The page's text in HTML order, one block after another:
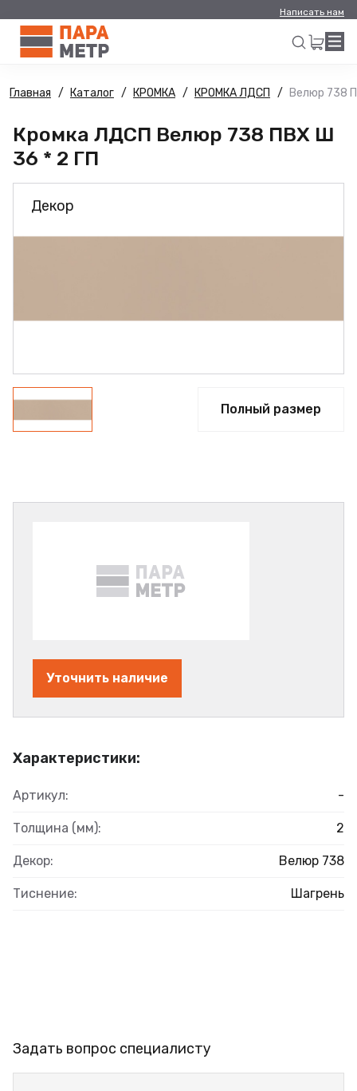
Написать нам
Искать
Главная Каталог КРОМКА КРОМКА ЛДСП Велюр 738
Кромка ЛДСП Велюр 738 ПВХ Ш
36 * 2 ГП
Декор
Полный размер
Характеристики:
Артикул: -
Толщина (мм): 2
Декор: Велюр 738
Тиснение: Шагрень
Уточнить наличие
Задать вопрос специалисту